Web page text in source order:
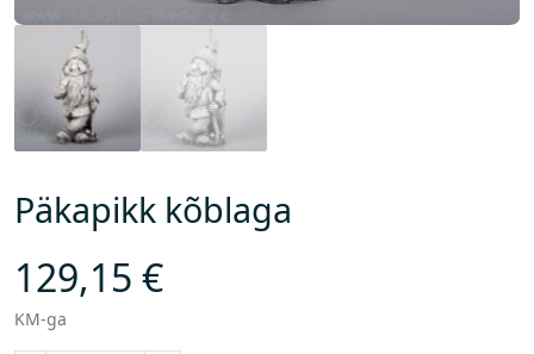
Päkapikk kõblaga
129,15 €
KM-ga